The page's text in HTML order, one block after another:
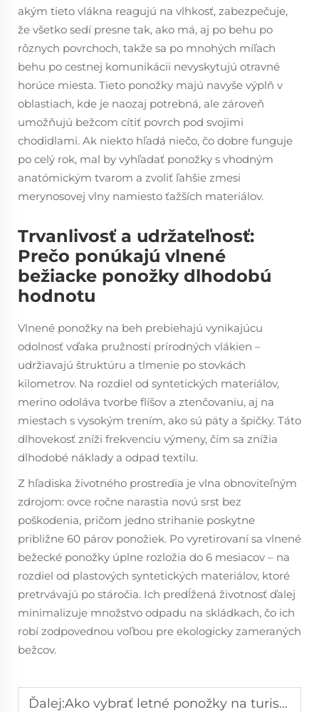
akým tieto vlákna reagujú na vlhkosť, zabezpečuje,
že všetko sedí presne tak, ako má, aj po behu po
rôznych povrchoch, takže sa po mnohých míľach
behu po cestnej komunikácii nevyskytujú otravné
horúce miesta. Tieto ponožky majú navyše výplň v
oblastiach, kde je naozaj potrebná, ale zároveň
umožňujú bežcom cítiť povrch pod svojimi
chodidlami. Ak niekto hľadá niečo, čo dobre funguje
po celý rok, mal by vyhľadať ponožky s vhodným
anatómickým tvarom a zvoliť ľahšie zmesi
merynosovej vlny namiesto ťažších materiálov.
Trvanlivosť a udržateľnosť:
Prečo ponúkajú vlnené
bežiacke ponožky dlhodobú
hodnotu
Vlnené ponožky na beh prebiehajú vynikajúcu
odolnosť vďaka pružnosti prírodných vlákien –
udržiavajú štruktúru a tlmenie po stovkách
kilometrov. Na rozdiel od syntetických materiálov,
merino odoláva tvorbe flíšov a ztenčovaniu, aj na
miestach s vysokým trením, ako sú päty a špičky. Táto
dlhovekosť zníži frekvenciu výmeny, čím sa znížia
dlhodobé náklady a odpad textilu.
Z hľadiska životného prostredia je vlna obnoviteľným
zdrojom: ovce ročne narastia novú srst bez
poškodenia, pričom jedno strihanie poskytne
približne 60 párov ponožiek. Po vyretirovaní sa vlnené
bežecké ponožky úplne rozložia do 6 mesiacov – na
rozdiel od plastových syntetických materiálov, ktoré
pretrvávajú po stáročia. Ich predĺžená životnosť ďalej
minimalizuje množstvo odpadu na skládkach, čo ich
robí zodpovednou voľbou pre ekologicky zameraných
bežcov.
Ďalej:Ako vybrať letné ponožky na turistiku, ktoré udržia nohy chladné a suché